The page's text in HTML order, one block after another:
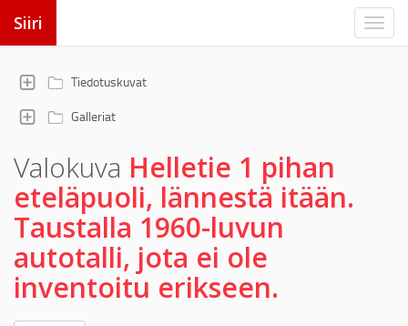
Siiri
Tiedotuskuvat
Galleriat
Valokuva Helletie 1 pihan
eteläpuoli, lännestä itään.
Taustalla 1960-luvun
autotalli, jota ei ole
inventoitu erikseen.